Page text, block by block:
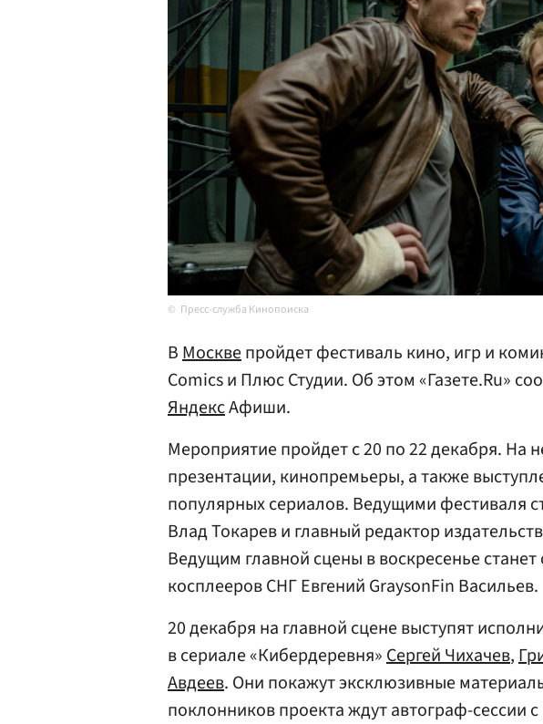
Пресс-служба Кинопоиска
ВМосквепройдет фестиваль кино, игр и
Comics и Плюс Студии. Об этом «Газете.Ru»
ЯндексАфиши.
Мероприятие пройдет с 20 по 22 декабря. На
презентации, кинопремьеры, а также
популярных сериалов. Ведущими фестиваля
Влад Токарев и главный редактор
Ведущим главной сцены в воскресенье
косплееров СНГ Евгений GraysonFin Васильев.
20 декабря на главной сцене выступят
в сериале «Кибердеревня»Сергей Чихачев,
Авдеев. Они покажут эксклюзивные
поклонников проекта ждут автограф-сессии